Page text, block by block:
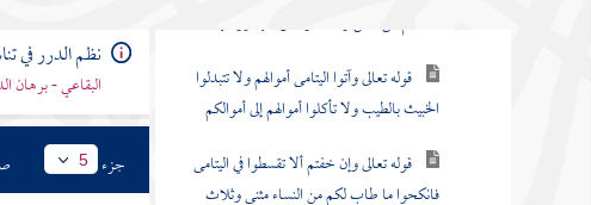
خلقكم من نفس واحدة وخلق منها زوجها
قوله تعالى وآتوا اليتامى أموالهم ولا تتبدلوا
الخبيث بالطيب ولا تأكلوا أموالهم إلى أموالكم
قوله تعالى وإن خفتم ألا تقسطوا في اليتامى
فانكحوا ما طاب لكم من النساء مثنى وثلاث
نظم الدرر في
البقاعي - برهان
جزء 5